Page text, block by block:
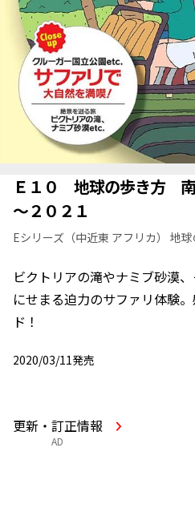
Ｅ１０ 地球の歩き方
～２０２１
Eシリーズ（中近東 アフリカ） 地
ビクトリアの滝やナミブ砂漠
にせまる迫力のサファリ体験
ド！
2020/03/11発売
更新・訂正情報
AD